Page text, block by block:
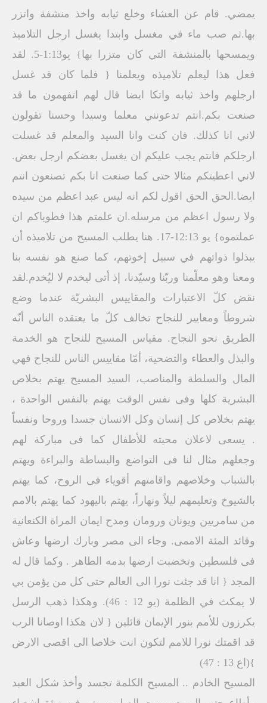
يمضي. قام عن العشاء وخلع ثيابه واخذ منشفة واتزر
بها.ثم صب ماء في مغسل وابتدا يغسل ارجل التلاميذ
ويمسحها بالمنشفة التي كان متزرا بها} يو1:13-5. لقد
فعل هذا ليعلم تلاميذه ويعلمنا { فلما كان قد غسل
ارجلهم واخذ ثيابه واتكا ايضا قال لهم اتفهمون ما قد
صنعت بكم.انتم تدعونني معلما وسيدا وحسنا تقولون
لاني انا كذلك. فان كنت وانا السيد والمعلم قد غسلت
ارجلكم فانتم يجب عليكم ان يغسل بعضكم ارجل بعض.
لاني اعطيتكم مثالا حتى كما صنعت انا بكم تصنعون انتم
ايضا.الحق الحق اقول لكم انه ليس عبد اعظم من سيده
ولا رسول اعظم من مرسله.ان علمتم هذا فطوباكم ان
عملتموه} يو 12:13-17. هنا يطلب المسيح من تلاميذه أن
يبذلوا ذواتهم في سبيل إخوتهم، كما صنع هو نفسه بنا
ومعنا وهو معلّمنا وربّنا وسيّدنا، إذ أتى ليخدم لا ليُخدم.لقد
نقض كلّ الاعتبارات والمقاييس البشريّة عندما وضع
شروطاً ومعايير للنجاح تخالف كلّ ما يعتقده الناس أنّه
الطريق نحو النجاح. مقياس المسيح للنجاح هو الخدمة
والبذل والعطاء والتضحية، أمّا مقاييس الناس للنجاح فهي
المال والسلطة والمناصب، السيد المسيح يهتم بخلاص
البشرية كلها وفى نفس الوقت يهتم بالنفس الواحدة ،
يهتم بخلاص كل إنسان وكل الانسان جسدا وروحا ونفساً
. يسعى لاعلان محبته للأطفال كما فى مباركة لهم
وجعلهم مثال لنا فى التواضع والبساطة والبراءة ويهتم
بالشباب وخلاصهم واقامتهم أقوياء فى الروح، كما يهتم
بالشيوخ وتعليمهم ليلاً ونهاراً، يهتم باليهود كما يهتم بالامم
من سامريين ويونان ورومان ومدح ايمان المراة الكنعانية
وقائد المئة الاممى. وجاء الى مصر وبارك ارضها وعاش
فى فلسطين وتخضبت ارضها بدمه الطاهر . وكما قال له
المجد { انا قد جئت نورا الى العالم حتى كل من يؤمن بي
لا يمكث في الظلمة (يو 12 : 46). وهكذا ذهب الرسل
يكرزون للأمم بنور الإيمان قائلين { لان هكذا اوصانا الرب
قد اقمتك نورا للامم لتكون انت خلاصا الى اقصى الارض
}(اع 13 : 47)
المسيح الخادم .. المسيح الكلمة تجسد وأخذ شكل العبد